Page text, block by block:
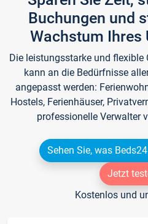
Buchungen und
Wachstum Ihres
Die leistungsstarke und flexible
kann an die Bedürfnisse
angepasst werden:
Hostels, Ferienhäuser,
professionelle Verwalter
Sehen Sie, was
Jetzt
Kostenlos und